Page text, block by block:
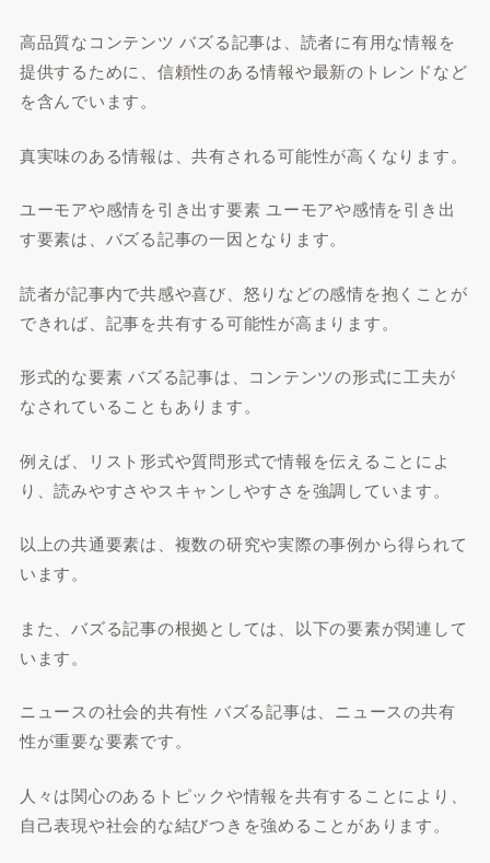
高品質なコンテンツ バズる記事は、読者に有用な情報を
提供するために、信頼性のある情報や最新のトレンドなど
を含んでいます。
真実味のある情報は、共有される可能性が高くなります。
ユーモアや感情を引き出す要素 ユーモアや感情を引き出
す要素は、バズる記事の一因となります。
読者が記事内で共感や喜び、怒りなどの感情を抱くことが
できれば、記事を共有する可能性が高まります。
形式的な要素 バズる記事は、コンテンツの形式に工夫が
なされていることもあります。
例えば、リスト形式や質問形式で情報を伝えることによ
り、読みやすさやスキャンしやすさを強調しています。
以上の共通要素は、複数の研究や実際の事例から得られて
います。
また、バズる記事の根拠としては、以下の要素が関連して
います。
ニュースの社会的共有性 バズる記事は、ニュースの共有
性が重要な要素です。
人々は関心のあるトピックや情報を共有することにより、
自己表現や社会的な結びつきを強めることがあります。